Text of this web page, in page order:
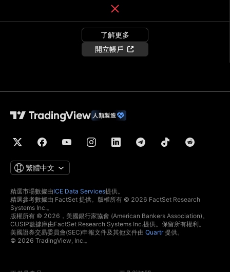
了解更多
開立帳戶
人類製造
繁體中文
精選市場數據由ICE Data Services提供。
精選參考數據由 FactSet 提供。版權所有 © 2026 FactSet Research
Systems Inc.。
版權所有 © 2026，美國銀行家協會 (American Bankers Association)。
CUSIP數據庫由FactSet Research Systems Inc.提供。保留所有權利。
美國證券交易委員會(SEC)申報文件及其他文件由 Quartr提供。
© 2026 TradingView, Inc.。